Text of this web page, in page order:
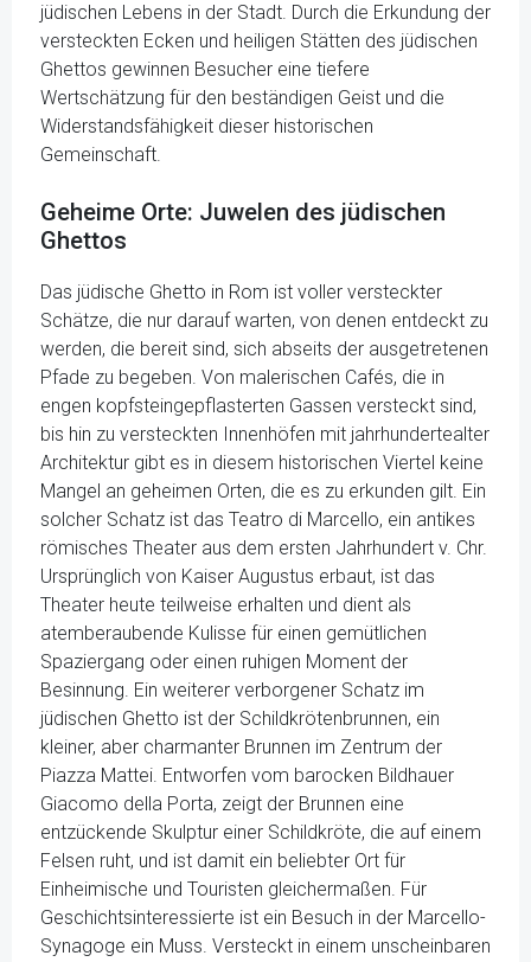
jüdischen Lebens in der Stadt. Durch die Erkundung der
versteckten Ecken und heiligen Stätten des jüdischen
Ghettos gewinnen Besucher eine tiefere
Wertschätzung für den beständigen Geist und die
Widerstandsfähigkeit dieser historischen
Gemeinschaft.
Geheime Orte: Juwelen des jüdischen
Ghettos
Das jüdische Ghetto in Rom ist voller versteckter
Schätze, die nur darauf warten, von denen entdeckt zu
werden, die bereit sind, sich abseits der ausgetretenen
Pfade zu begeben. Von malerischen Cafés, die in
engen kopfsteingepflasterten Gassen versteckt sind,
bis hin zu versteckten Innenhöfen mit jahrhundertealter
Architektur gibt es in diesem historischen Viertel keine
Mangel an geheimen Orten, die es zu erkunden gilt. Ein
solcher Schatz ist das Teatro di Marcello, ein antikes
römisches Theater aus dem ersten Jahrhundert v. Chr.
Ursprünglich von Kaiser Augustus erbaut, ist das
Theater heute teilweise erhalten und dient als
atemberaubende Kulisse für einen gemütlichen
Spaziergang oder einen ruhigen Moment der
Besinnung. Ein weiterer verborgener Schatz im
jüdischen Ghetto ist der Schildkrötenbrunnen, ein
kleiner, aber charmanter Brunnen im Zentrum der
Piazza Mattei. Entworfen vom barocken Bildhauer
Giacomo della Porta, zeigt der Brunnen eine
entzückende Skulptur einer Schildkröte, die auf einem
Felsen ruht, und ist damit ein beliebter Ort für
Einheimische und Touristen gleichermaßen. Für
Geschichtsinteressierte ist ein Besuch in der Marcello-
Synagoge ein Muss. Versteckt in einem unscheinbaren